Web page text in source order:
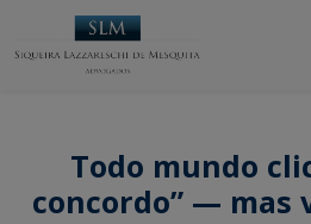
Todo mundo
concordo” — mas